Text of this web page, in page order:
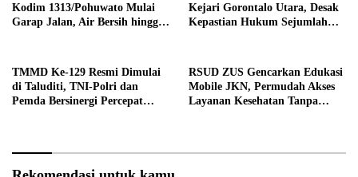
Kodim 1313/Pohuwato Mulai
Garap Jalan, Air Bersih hingga
Kejari Gorontalo Utara, Desak
Kepastian Hukum Sejumlah
TMMD Ke-129 Resmi Dimulai
di Taluditi, TNI-Polri dan
Pemda Bersinergi Percepat
RSUD ZUS Gencarkan Edukasi
Mobile JKN, Permudah Akses
Layanan Kesehatan Tanpa